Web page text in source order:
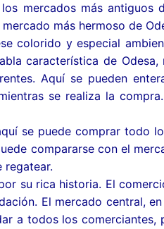
mercados más
más hermoso de
colorido y especial
característica de
Aquí se pueden
se realiza la
se puede comprar todo
compararse con el
regatear.
su rica historia. El
El mercado central,
a todos los